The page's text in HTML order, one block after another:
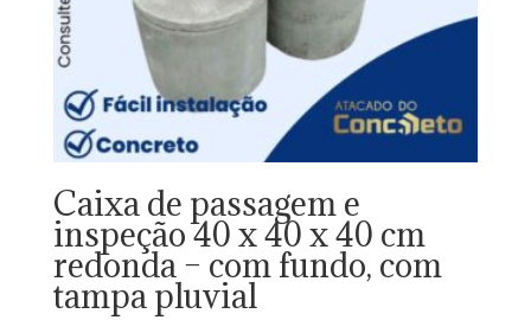
Caixa de passagem e
inspeção 40 x 40 x 40 cm
redonda – com fundo, com
tampa pluvial